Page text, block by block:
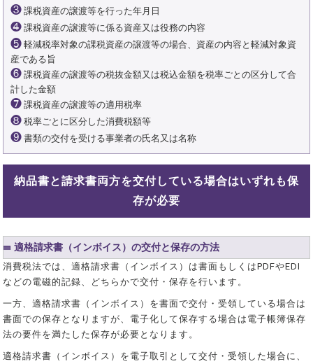
❸ 課税資産の譲渡等を行った年月日
❹ 課税資産の譲渡等に係る資産又は役務の内容
❺ 軽減税率対象の課税資産の譲渡等の場合、資産の内容と軽減対象資
産である旨
❻ 課税資産の譲渡等の税抜金額又は税込金額を税率ごとの区分して合
計した金額
❼ 課税資産の譲渡等の適用税率
❽ 税率ごとに区分した消費税額等
❾ 書類の交付を受ける事業者の氏名又は名称
納品書と請求書両方を交付している場合はいずれも保
存が必要
適格請求書（インボイス）の交付と保存の方法
消費税法では、適格請求書（インボイス）は書面もしくはPDFやEDI
などの電磁的記録、どちらかで交付・保存を行います。
一方、適格請求書（インボイス）を書面で交付・受領している場合は
書面での保存となりますが、電子化して保存する場合は電子帳簿保存
法の要件を満たした保存が必要となります。
適格請求書（インボイス）を電子取引として交付・受領した場合に、